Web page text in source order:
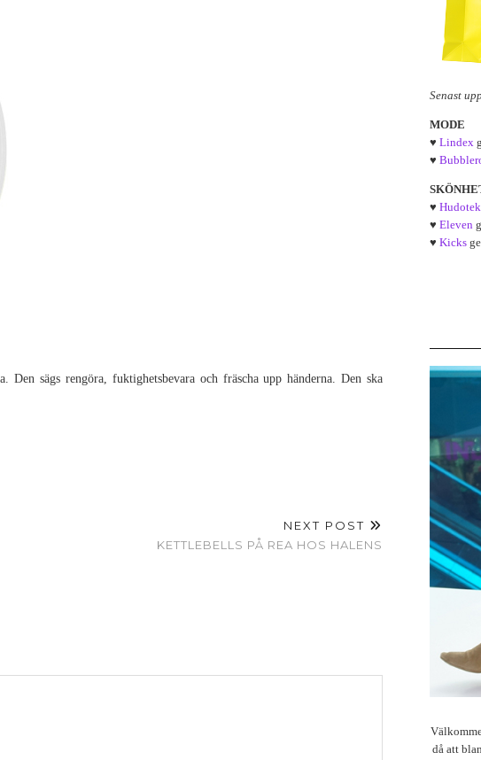
Den sägs rengöra, fuktighetsbevara och fräscha upp händerna. Den ska
NEXT POST
KETTLEBELLS PÅ REA HOS HALENS
Senast
MODE
♥ Lindex
♥
♥
♥ Eleven
♥ Kicks
då att